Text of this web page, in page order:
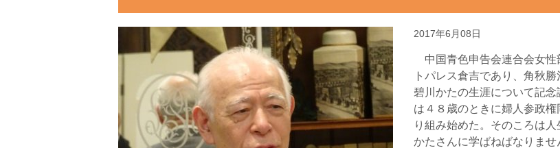
2017年6月08日
中国青色申告会連合会女性
トパレス倉吉であり、角秋
碧川かたの生涯について記
は４８歳のときに婦人参政
り組み始めた。そのころは
かたさんに学ばねばなりませ